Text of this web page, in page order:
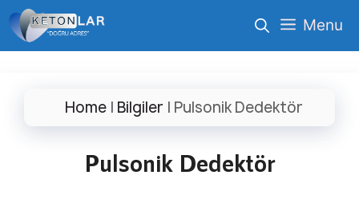
İçeriğe
atla
Menu
Home| Bilgiler | Pulsonik Dedektör
Pulsonik Dedektör